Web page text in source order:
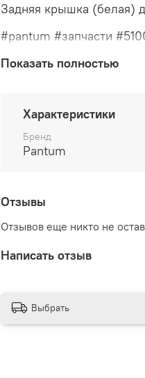
Задняя крышка (белая)
#pantum #запчасти
Показать полностью
Характеристики
Бренд
Pantum
Отзывы
Отзывов еще никто не
Написать отзыв
Выбрать